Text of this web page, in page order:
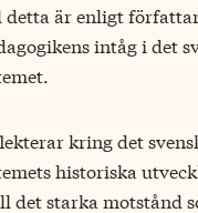
detta är enligt
intåg i det
kring det
historiska
det starka motstånd